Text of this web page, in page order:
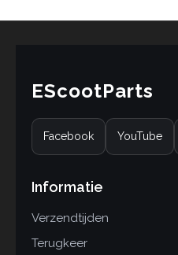
EScootParts
Facebook YouTube
Informatie
Verzendtijden
Terugkeer